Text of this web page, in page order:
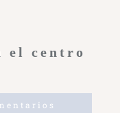
el centro